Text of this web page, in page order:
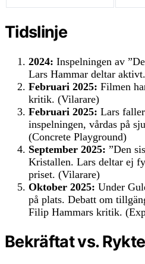
Tidslinje
2024: Inspelningen av
Lars Hammar deltar
Februari 2025: Filmen
kritik. (Vilarare)
Februari 2025: Lars
inspelningen, vårdas på
(Concrete Playground)
September 2025: ”Den
Kristallen. Lars deltar ej
priset. (Vilarare)
Oktober 2025: Under
på plats. Debatt om
Filip Hammars kritik.
Bekräftat vs. Rykte